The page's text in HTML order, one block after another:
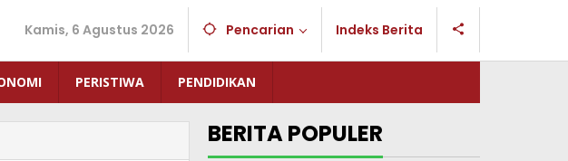
Kamis, 6 Agustus 2026 Pencarian Indeks Berita
PERISTIWA PENDIDIKAN
BERITA POPULER